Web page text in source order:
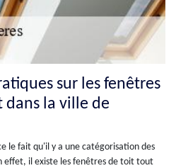
sur les fenêtres
la ville de
le fait qu'il y a une catégorisation des
effet, il existe les fenêtres de toit tout